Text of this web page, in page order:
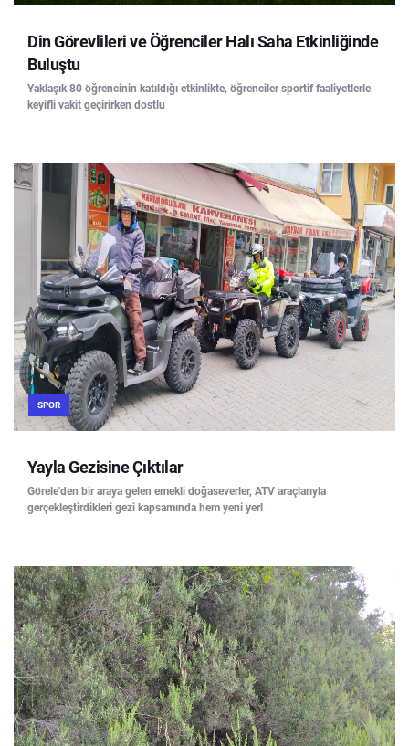
Din Görevlileri ve Öğrenciler Halı Saha Etkinliğinde
Buluştu
Yaklaşık 80 öğrencinin katıldığı etkinlikte, öğrenciler sportif faaliyetlerle
keyifli vakit geçirirken dostlu
SPOR
Yayla Gezisine Çıktılar
Görele'den bir araya gelen emekli doğaseverler, ATV araçlarıyla
gerçekleştirdikleri gezi kapsamında hem yeni yerl